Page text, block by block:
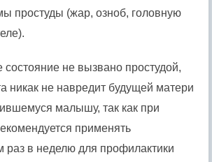
простуды (жар, озноб, головную
состояние не вызвано простудой,
никак не навредит будущей матери
малышу, так как при
применять
раз в неделю для профилактики